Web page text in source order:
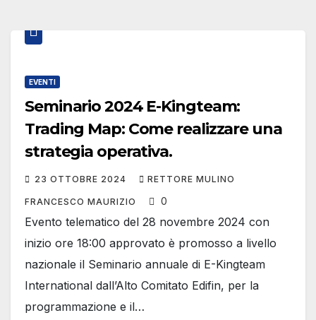
EVENTI
Seminario 2024 E-Kingteam:
Trading Map: Come realizzare una
strategia operativa.
23 OTTOBRE 2024 RETTORE MULINO
FRANCESCO MAURIZIO 0
Evento telematico del 28 novembre 2024 con
inizio ore 18:00 approvato è promosso a livello
nazionale il Seminario annuale di E-Kingteam
International dall’Alto Comitato Edifin, per la
programmazione e il…